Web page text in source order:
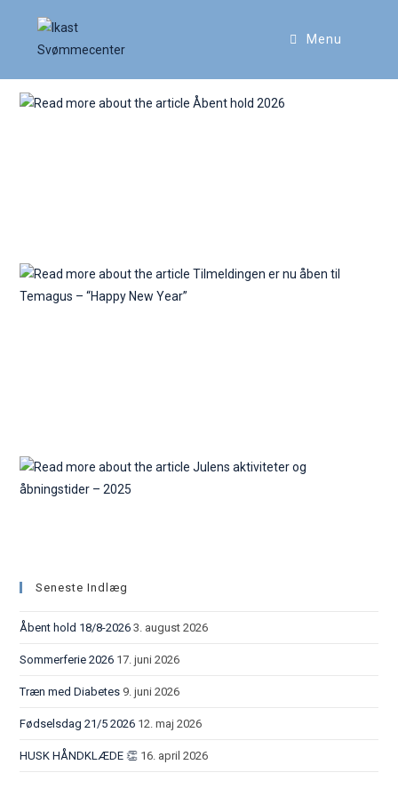
Menu
Åbent hold 2026
Seneste Indlæg
Åbent hold 18/8-2026 3. august 2026
Sommerferie 2026 17. juni 2026
Træn med Diabetes 9. juni 2026
Fødselsdag 21/5 2026 12. maj 2026
HUSK HÅNDKLÆDE 👏 16. april 2026